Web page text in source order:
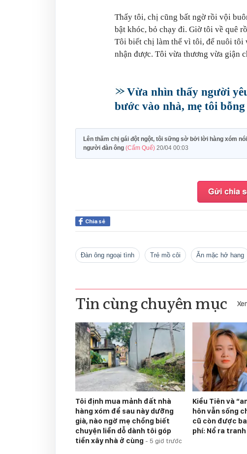
Thấy tôi, chị cũng bất ngờ rồi vội
bật khóc, bỏ chạy đi. Giờ tôi về quê
Tôi biết chị làm thế vì tôi, để nuôi tôi
nhận được. Tôi vừa thương vừa giận
Vừa nhìn thấy người
bước vào nhà, mẹ tôi
Lên thăm chị gái đột ngột, tôi sững sờ bởi lời hàng xóm
người đàn ông (Cẩm Quế) 20/04 00:03
Chia sẻ
Đàn ông ngoại tình trẻ mồ côi ăn mặc hở hang
Tin cùng chuyên mục
Tôi định mua mảnh đất nhà
hàng xóm để sau này dưỡng
già, nào ngờ mẹ chồng biết
chuyện liền dỗ dành tôi góp
tiền xây nhà ở cùng - 5 giờ trước
Kiều Tiên và
hôn vẫn sống
cũ còn được
phí: Nổ ra